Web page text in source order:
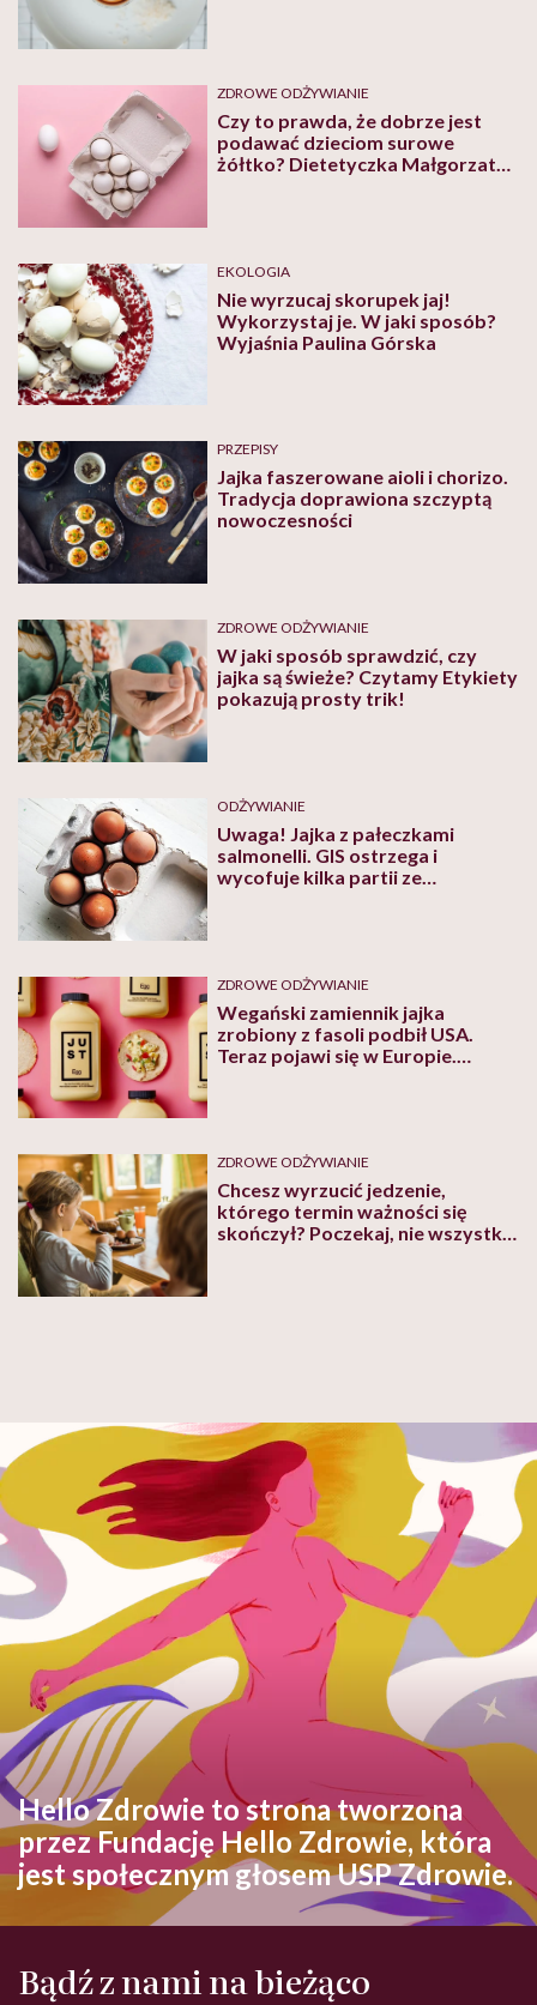
ZDROWE ODŻYWIANIE
Czy to prawda, że dobrze jest
podawać dzieciom surowe
żółtko? Dietetyczka Małgorzata
EKOLOGIA
Nie wyrzucaj skorupek jaj!
Wykorzystaj je. W jaki sposób?
Wyjaśnia Paulina Górska
PRZEPISY
Jajka faszerowane aioli i chorizo.
Tradycja doprawiona szczyptą
nowoczesności
ZDROWE ODŻYWIANIE
W jaki sposób sprawdzić, czy
jajka są świeże? Czytamy Etykiety
pokazują prosty trik!
ODŻYWIANIE
Uwaga! Jajka z pałeczkami
salmonelli. GIS ostrzega i
wycofuje kilka partii ze
ZDROWE ODŻYWIANIE
Wegański zamiennik jajka
zrobiony z fasoli podbił USA.
Teraz pojawi się w Europie.
ZDROWE ODŻYWIANIE
Chcesz wyrzucić jedzenie,
którego termin ważności się
skończył? Poczekaj, nie wszystko
Hello Zdrowie to strona tworzona
przez Fundację Hello Zdrowie, która
jest społecznym głosem USP Zdrowie.
Bądź z nami na bieżąco